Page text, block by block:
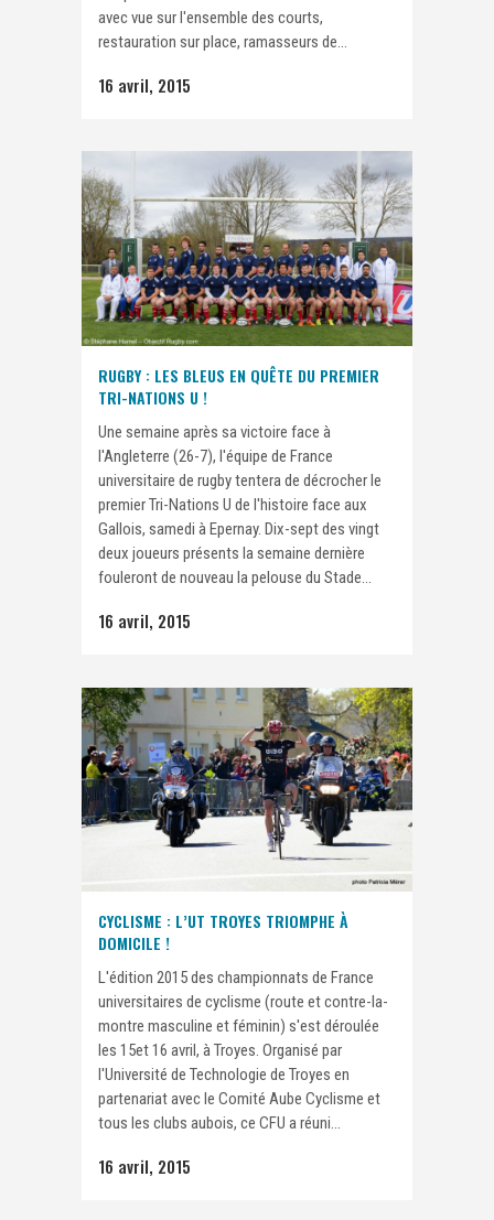
avec vue sur l'ensemble des courts,
restauration sur place, ramasseurs de...
16 avril, 2015
RUGBY : LES BLEUS EN QUÊTE DU PREMIER
TRI-NATIONS U !
Une semaine après sa victoire face à
l'Angleterre (26-7), l'équipe de France
universitaire de rugby tentera de décrocher le
premier Tri-Nations U de l'histoire face aux
Gallois, samedi à Epernay. Dix-sept des vingt
deux joueurs présents la semaine dernière
fouleront de nouveau la pelouse du Stade...
16 avril, 2015
CYCLISME : L’UT TROYES TRIOMPHE À
DOMICILE !
L'édition 2015 des championnats de France
universitaires de cyclisme (route et contre-la-
montre masculine et féminin) s'est déroulée
les 15et 16 avril, à Troyes. Organisé par
l'Université de Technologie de Troyes en
partenariat avec le Comité Aube Cyclisme et
tous les clubs aubois, ce CFU a réuni...
16 avril, 2015